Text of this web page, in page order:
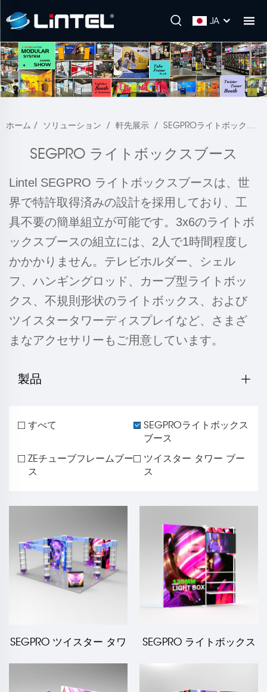
JA
ホーム / ソリューション / 軒先展示 / SEGPROライトボックスブース
SEGPRO ライトボックスブース
Lintel SEGPRO ライトボックスブースは、世
界で特許取得済みの設計を採用しており、工
具不要の簡単組立が可能です。3x6のライトボ
ックスブースの組立には、2人で1時間程度し
かかかりません。テレビホルダー、シェル
フ、ハンギングロッド、カーブ型ライトボッ
クス、不規則形状のライトボックス、および
ツイスタータワーディスプレイなど、さまざ
まなアクセサリーもご用意しています。
製品
すべて
SEGPROライトボックス
ブース
ZEチューブフレームブー
ス
ツイスター タワー ブー
ス
SEGPRO ツイスター タワ
SEGPRO ライトボックス